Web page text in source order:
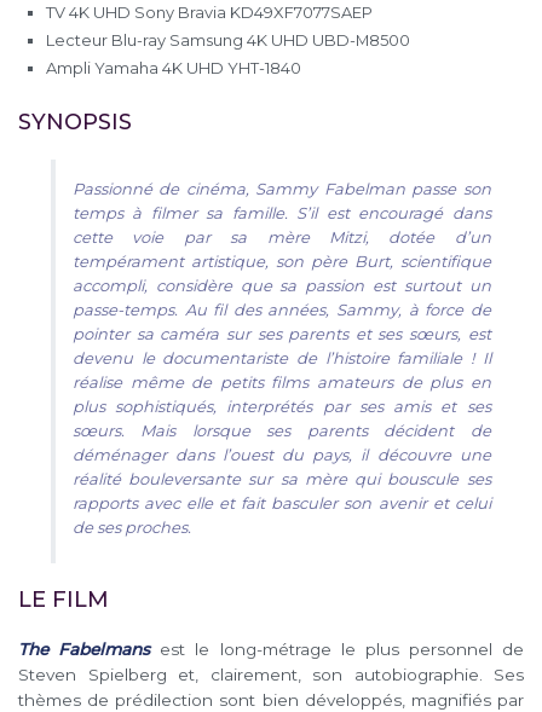
TV 4K UHD Sony Bravia KD49XF7077SAEP
Lecteur Blu-ray Samsung 4K UHD UBD-M8500
Ampli Yamaha 4K UHD YHT-1840
SYNOPSIS
Passionné de cinéma, Sammy Fabelman passe son
temps à filmer sa famille. S’il est encouragé dans
cette voie par sa mère Mitzi, dotée d’un
tempérament artistique, son père Burt, scientifique
accompli, considère que sa passion est surtout un
passe-temps. Au fil des années, Sammy, à force de
pointer sa caméra sur ses parents et ses sœurs, est
devenu le documentariste de l’histoire familiale ! Il
réalise même de petits films amateurs de plus en
plus sophistiqués, interprétés par ses amis et ses
sœurs. Mais lorsque ses parents décident de
déménager dans l’ouest du pays, il découvre une
réalité bouleversante sur sa mère qui bouscule ses
rapports avec elle et fait basculer son avenir et celui
de ses proches.
LE FILM
The Fabelmans est le long-métrage le plus personnel de
Steven Spielberg et, clairement, son autobiographie. Ses
thèmes de prédilection sont bien développés, magnifiés par